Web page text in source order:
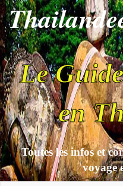
Le
en
Toutes les infos et
voyage